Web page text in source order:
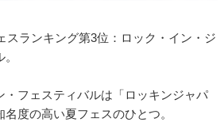
スランキング第3位：ロック・イン・ジ
・フェスティバルは「ロッキンジャパ
度の高い夏フェスのひとつ。